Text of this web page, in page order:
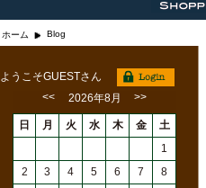
ホーム Blog
ようこそGUESTさん
<<
2026年8月 >>
日 月 火 水 木 金
土
1
2
3 4 5 6 7
8